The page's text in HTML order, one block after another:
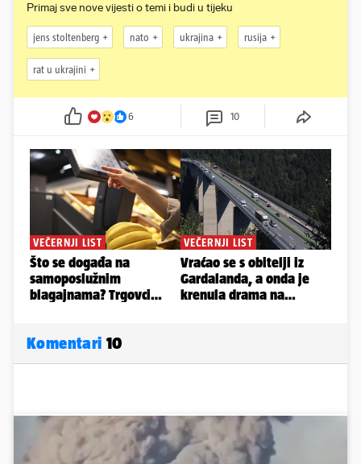
Primaj sve nove vijesti o temi i budi u tijeku
jens stoltenberg nato ukrajina rusija
rat u ukrajini
6 10
Komentari 10